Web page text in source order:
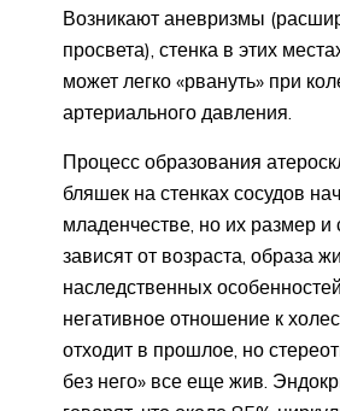
Возникают аневризмы
просвета), стенка в этих
может легко «рвануть» при
артериального давления.
Процесс образования
бляшек на стенках сосудов
младенчестве, но их размер и
зависят от возраста, образа
наследственных
негативное отношение к
отходит в прошлое, но
без него» все еще жив.